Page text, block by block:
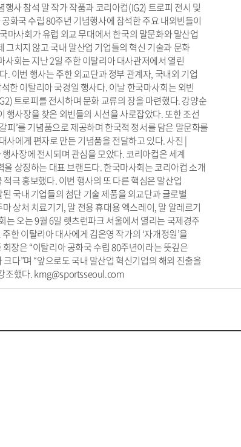
사 참석 말 작가 작품과 코리아컵(IG2) 트로피 전시 및
화국 수립 80주년 기념행사에 참석한 주요 내외빈들이
마사회가 유럽 외교 무대에서 한국의 말문화와 말산업
치지 않고 국내 말산업 기업들의 혁신 기술과 문화
사회는 지난 2일 주한 이탈리아 대사관저에서 열린
. 이번 행사는 주한 외교단과 정부 관계자, 국내외 기업
한 이탈리아 국경일 행사다. 이날 한국마사회는 외빈
트로피를 전시하며 문화 교류의 장을 마련했다. 강양순
행사장을 찾은 외빈들의 시선을 사로잡았다. 또한 조선
피’를 기념품으로 제공하며 한국적 정서를 담은 말문화를
에게 편자로 만든 기념품을 전달하고 있다. 사진 |
사장에 전시되며 관심을 모았다. 코리아컵은 세계
상징하는 대표 브랜드다. 한국마사회는 코리아컵 소개
극 홍보했다. 이번 행사의 또 다른 핵심은 말산업
국내 기업들의 첨단 기술 제품을 외교단과 글로벌
상처 치료기기, 말 전용 휴대용 엑스레이, 말 알레르기
오는 9월 6일 렛츠런파크 서울에서 열리는 국제경주
한 이탈리아 대사에게 김은영 작가의 ‘자개정원’을
장은 “이탈리아 공화국 수립 80주년이라는 뜻깊은
다”며 “앞으로도 국내 말산업 혁신기업의 해외 진출을
조했다. kmg@sportsseoul.com